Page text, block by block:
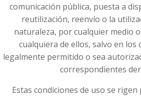
comunicación pública, puesta a
reutilización, reenvío o la
naturaleza, por cualquier medio
cualquiera de ellos, salvo en los
legalmente permitido o sea
correspondientes
Estas condiciones de uso se